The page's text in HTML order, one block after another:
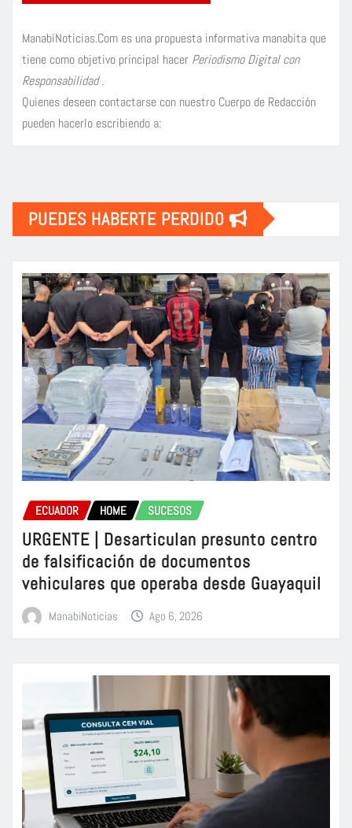
ManabíNoticias.Com es una propuesta informativa manabita que
tiene como objetivo principal hacer Periodismo Digital con
Responsabilidad.
Quienes deseen contactarse con nuestro Cuerpo de Redacción
pueden hacerlo escribiendo a:
PUEDES HABERTE PERDIDO
ECUADOR HOME SUCESOS
URGENTE | Desarticulan presunto centro
de falsificación de documentos
vehiculares que operaba desde Guayaquil
ManabiNoticias Ago 6, 2026